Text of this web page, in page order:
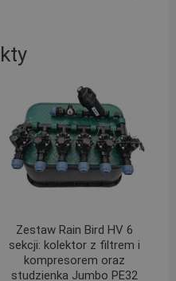
Zestaw Rain Bird HV 6
sekcji: kolektor z filtrem i
kompresorem oraz
studzienka Jumbo PE32